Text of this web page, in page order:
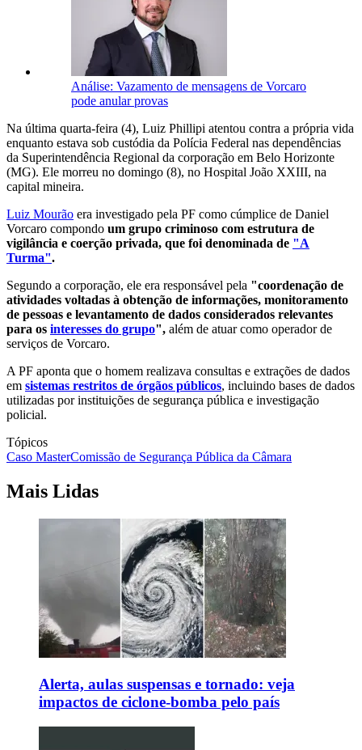
Análise: Vazamento de mensagens de Vorcaro
pode anular provas
Na última quarta-feira (4), Luiz Phillipi atentou contra a própria vida
enquanto estava sob custódia da Polícia Federal nas dependências
da Superintendência Regional da corporação em Belo Horizonte
(MG). Ele morreu no domingo (8), no Hospital João XXIII, na
capital mineira.
Luiz Mourão era investigado pela PF como cúmplice de Daniel
Vorcaro compondo um grupo criminoso com estrutura de
vigilância e coerção privada, que foi denominada de "A
Turma".
Segundo a corporação, ele era responsável pela "coordenação de
atividades voltadas à obtenção de informações, monitoramento
de pessoas e levantamento de dados considerados relevantes
para os interesses do grupo", além de atuar como operador de
serviços de Vorcaro.
A PF aponta que o homem realizava consultas e extrações de dados
em sistemas restritos de órgãos públicos, incluindo bases de dados
utilizadas por instituições de segurança pública e investigação
policial.
Tópicos
Caso MasterComissão de Segurança Pública da Câmara
Mais Lidas
Alerta, aulas suspensas e tornado: veja
impactos de ciclone-bomba pelo país